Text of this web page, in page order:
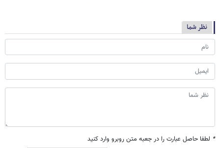
نظر شما
* لطفا حاصل عبارت را در جعبه متن روبرو وارد کنید